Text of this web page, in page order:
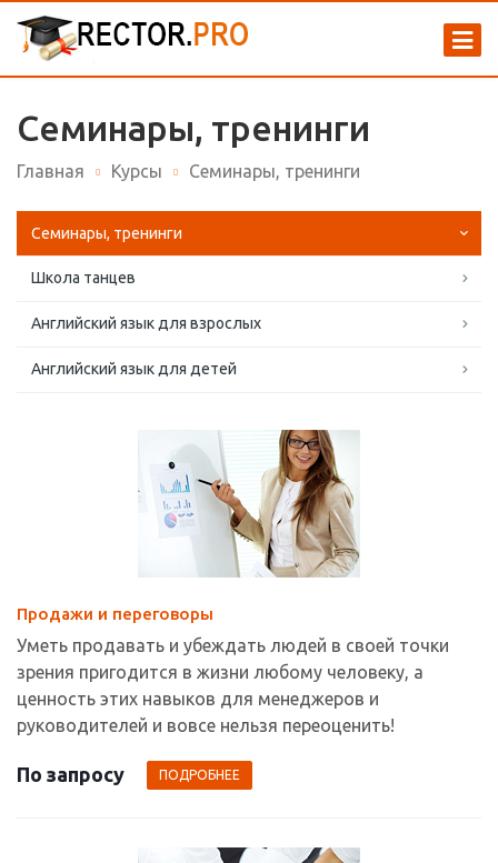
Семинары, тренинги
Главная Курсы Семинары, тренинги
Семинары, тренинги
Школа танцев
Английский язык для взрослых
Английский язык для детей
Продажи и переговоры
Уметь продавать и убеждать людей в своей точки
зрения пригодится в жизни любому человеку, а
ценность этих навыков для менеджеров и
руководителей и вовсе нельзя переоценить!
По запросу ПОДРОБНЕЕ